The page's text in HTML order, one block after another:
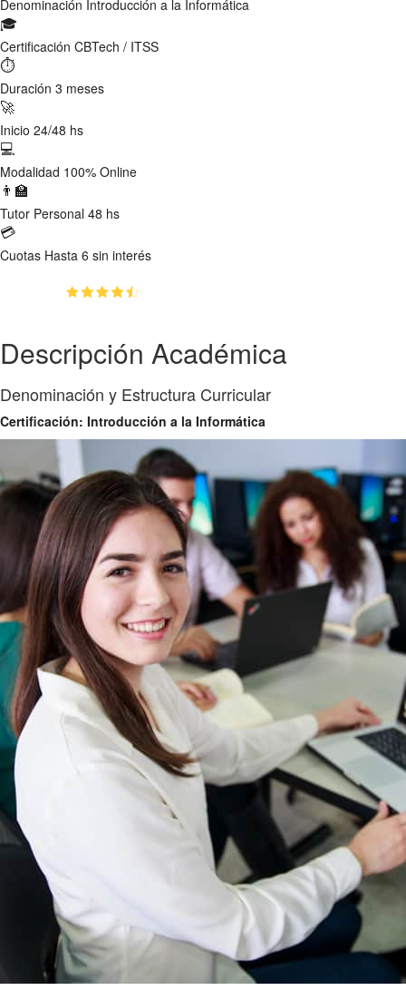
Denominación Introducción a la Informática
🎓
Certificación CBTech / ITSS
⏱
Duración 3 meses
🚀
Inicio 24/48 hs
💻
Modalidad 100% Online
👨‍🏫
Tutor Personal 48 hs
💳
Cuotas Hasta 6 sin interés
Descripción Académica
Denominación y Estructura Curricular
Certificación: Introducción a la Informática